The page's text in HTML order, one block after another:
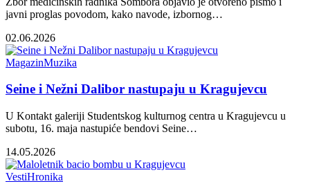
javni proglas povodom, kako navode, izbornog…
02.06.2026
MagazinMuzika
Seine i Nežni Dalibor nastupaju u Kragujevcu
U Kontakt galeriji Studentskog kulturnog centra u Kragujevcu u
subotu, 16. maja nastupiće bendovi Seine…
14.05.2026
VestiHronika